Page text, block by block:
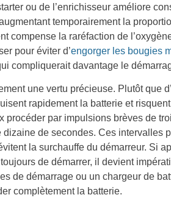
ou de l’enrichisseur améliore
temporairement la
compense la raréfaction de
pour éviter d’engorger les bougies
compliquerait davantage le
une vertu précieuse. Plutôt que
rapidement la batterie et
procéder par impulsions brèves de
dizaine de secondes. Ces intervalles
la surchauffe du démarreur. Si
de démarrer, il devient
de démarrage ou un chargeur de
complètement la batterie.